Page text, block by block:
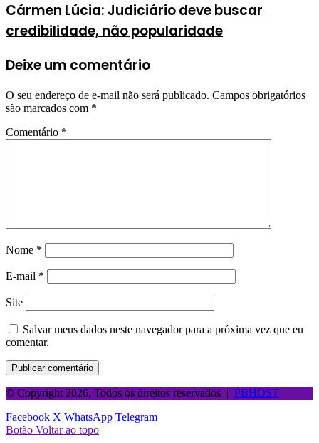
Cármen Lúcia: Judiciário deve buscar
credibilidade, não popularidade
Deixe um comentário
O seu endereço de e-mail não será publicado. Campos obrigatórios
são marcados com *
Comentário *
Nome *
E-mail *
Site
Salvar meus dados neste navegador para a próxima vez que eu
comentar.
© Copyright 2026, Todos os direitos reservados | PBHOST
Facebook X WhatsApp Telegram
Botão Voltar ao topo